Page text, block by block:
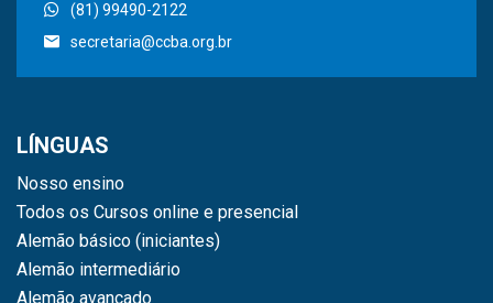
(81) 99490-2122
secretaria@ccba.org.br
LÍNGUAS
Nosso ensino
Todos os Cursos online e presencial
Alemão básico (iniciantes)
Alemão intermediário
Alemão avançado